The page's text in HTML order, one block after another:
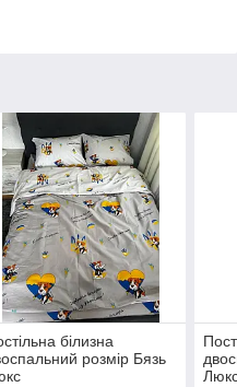
білизна
розмір Бязь